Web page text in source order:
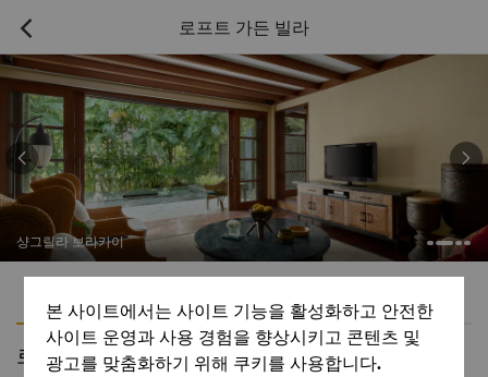
 로프트 가든 빌라
샹그릴라 보라카이
 
로프트 가든 빌라
본 사이트에서는 사이트 기능을 활성화하고 안전한
사이트 운영과 사용 경험을 향상시키고 콘텐츠 및
광고를 맞춤화하기 위해 쿠키를 사용합니다.